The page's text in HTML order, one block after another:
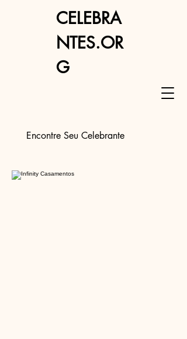
Encontre Seu Celebrante
CELEBRA
NTES.OR
G